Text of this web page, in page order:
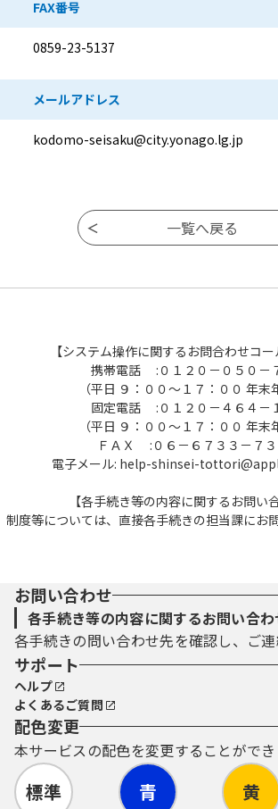
FAX番号
0859-23-5137
メールアドレス
kodomo-seisaku@city.yonago.lg.jp
【システム操作に関するお問合わせコー
携帯電話 :０１２０－０５０－
（平日 ９：００～１７：００ 年末
固定電話 :０１２０－４６４－
（平日 ９：００～１７：００ 年末
ＦＡＸ :０６－６７３３－７３
電子メール: help-shinsei-
【各手続き等の内容に関するお問い
制度等については、直接各手続きの担当課にお
お問い合わせ
各手続き等の内容に関するお問い合わ
各手続きの問い合わせ先を確認し、ご連
サポート
ヘルプ
よくあるご質問
配色変更
本サービスの配色を変更することができ
標準 青 黄